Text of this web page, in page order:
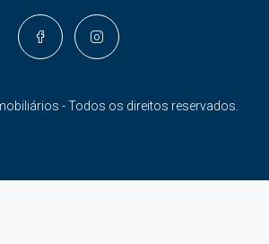
- Todos os direitos reservados.